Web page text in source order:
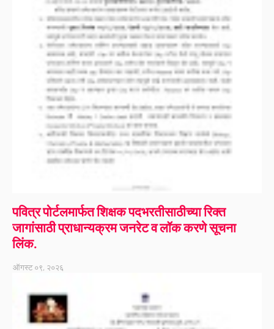
पवित्र पोर्टलमार्फत शिक्षक पदभरतीसाठीच्या रिक्त
जागांसाठी प्राधान्यक्रम जनरेट व लॉक करणे सूचना
लिंक.
ऑगस्ट ०९, २०२६